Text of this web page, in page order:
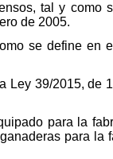
tal y como
de 2005.
se define en
39/2015, de
para la
para la